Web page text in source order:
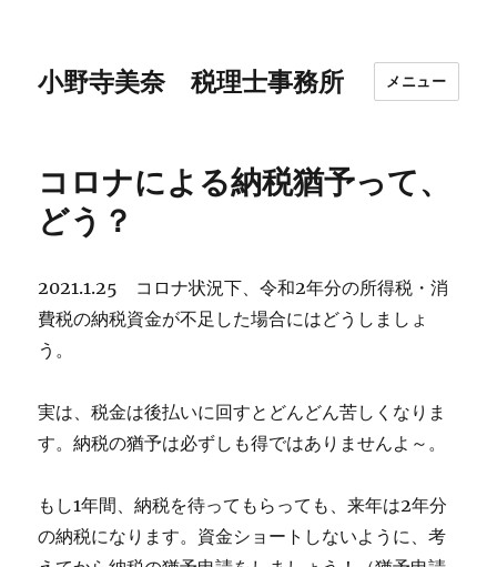
小野寺美奈 税理士事務所 メニュー
コロナによる納税猶予って、
どう？
2021.1.25 コロナ状況下、令和2年分の所得税・消
費税の納税資金が不足した場合にはどうしましょ
う。
実は、税金は後払いに回すとどんどん苦しくなりま
す。納税の猶予は必ずしも得ではありませんよ～。
もし1年間、納税を待ってもらっても、来年は2年分
の納税になります。資金ショートしないように、考